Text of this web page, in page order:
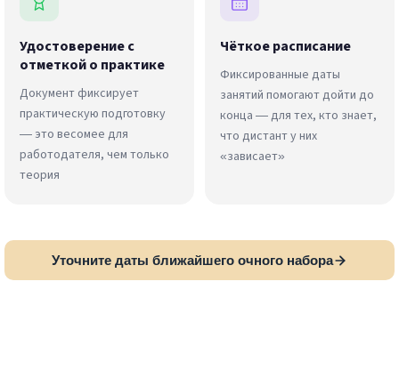
Удостоверение с
отметкой о практике
Документ фиксирует
практическую подготовку
— это весомее для
работодателя, чем только
теория
Чёткое расписание
Фиксированные даты
занятий помогают дойти до
конца — для тех, кто знает,
что дистант у них
«зависает»
Уточните даты ближайшего очного набора